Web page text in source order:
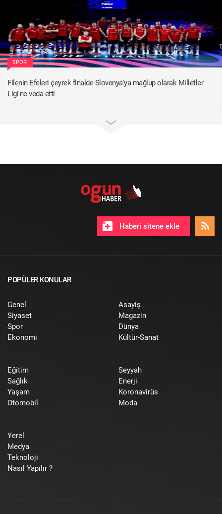
SPOR
Filenin Efeleri çeyrek finalde Slovenya'ya mağlup olarak Milletler
Ligi'ne veda etti
Haberi sitene ekle
POPÜLER KONULAR
Genel
Siyaset
Spor
Ekonomi
Asayiş
Magazin
Dünya
Kültür-Sanat
Eğitim
Sağlık
Yaşam
Otomobil
Seyyah
Enerji
Koronavirüs
Moda
Yerel
Medya
Teknoloji
Nasıl Yapılır ?